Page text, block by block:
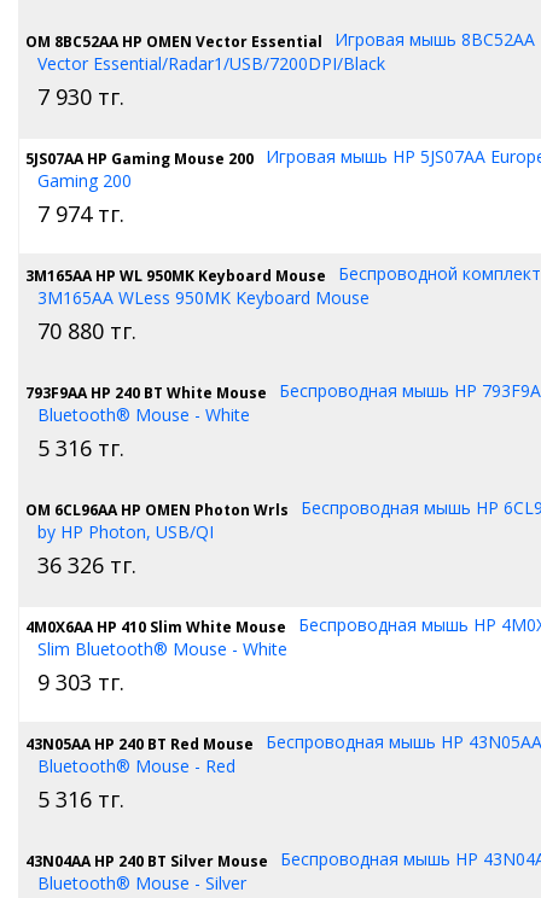
OM 8BC52AA HP OMEN Vector Essential
Игровая мышь 8BC52AA
Vector Essential/Radar1/USB/7200DPI/Black
7 930 тг.
5JS07AA HP Gaming Mouse 200
Игровая мышь HP 5JS07AA
Gaming 200
7 974тг.
3M165AA HP WL 950MK Keyboard Mouse
Беспроводной
3M165AA WLess 950MK Keyboard Mouse
70 880 тг.
793F9AA HP 240 BT White Mouse
Беспроводная мышь HP
Bluetooth® Mouse - White
5 316 тг.
OM 6CL96AA HP OMEN Photon Wrls
Беспроводная мышь HP
by HP Photon, USB/QI
36 326 тг.
4M0X6AA HP 410 Slim White Mouse
Беспроводная мышь HP
Slim Bluetooth® Mouse - White
9 303 тг.
43N05AA HP 240 BT Red Mouse
Беспроводная мышь HP
Bluetooth® Mouse - Red
5 316 тг.
43N04AA HP 240 BT Silver Mouse
Беспроводная мышь HP
Bluetooth® Mouse - Silver